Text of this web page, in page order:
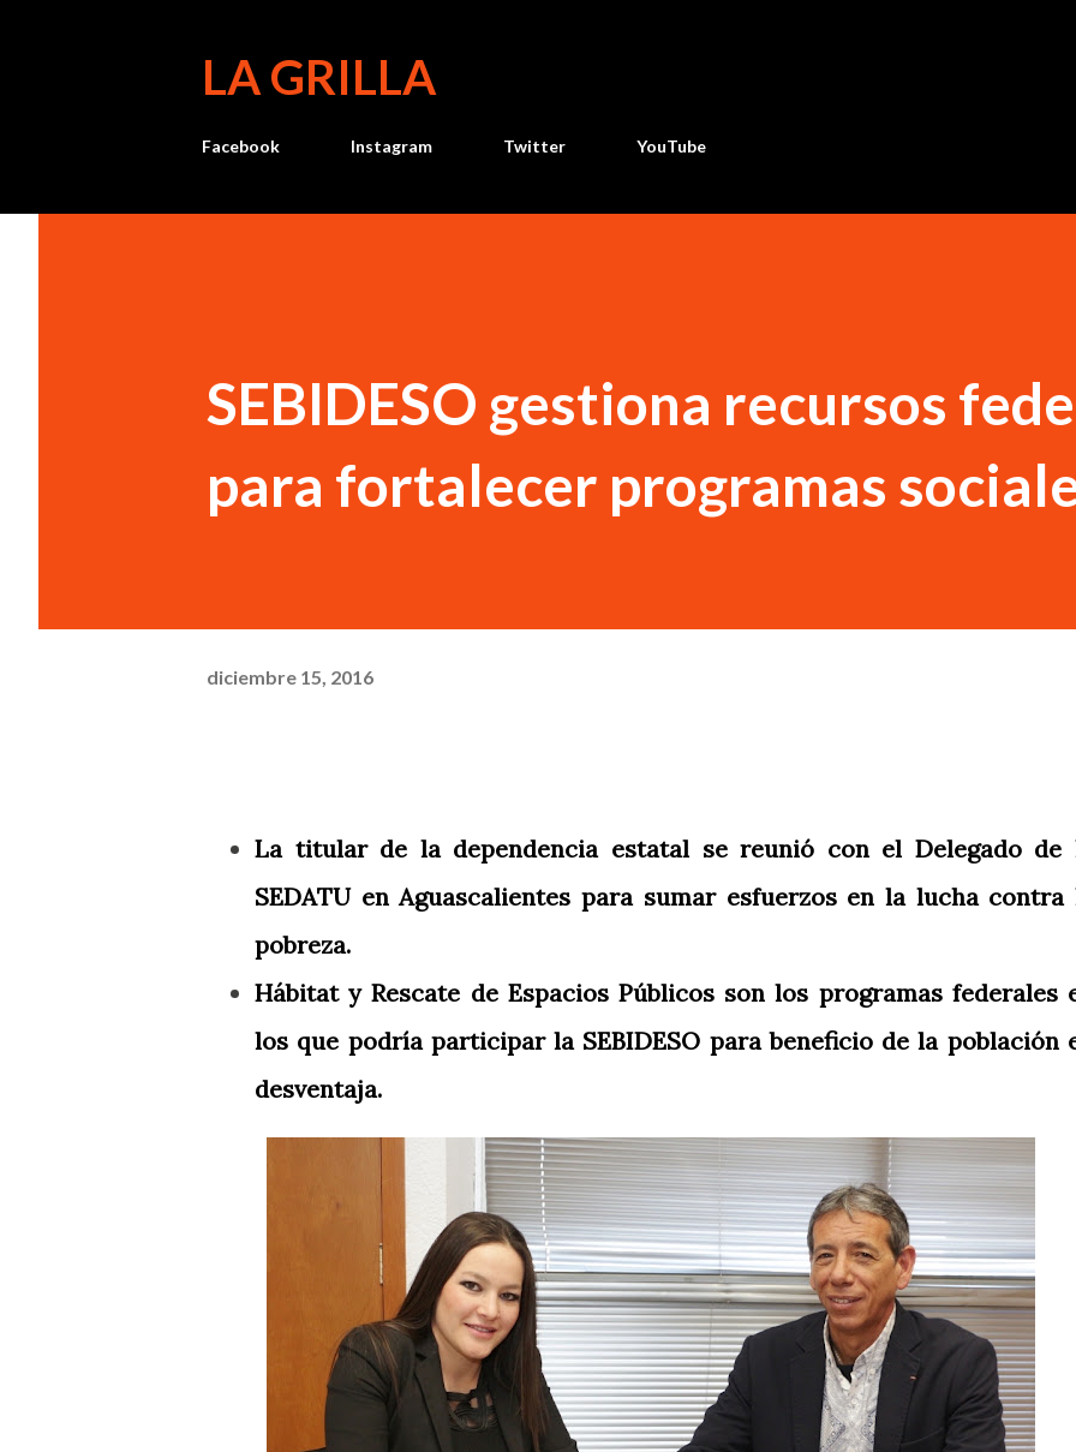
LA GRILLA
Facebook Instagram Twitter YouTube
SEBIDESO gestiona recursos
para fortalecer programas
diciembre 15, 2016
La titular de la dependencia estatal se reunió con el Delegado de
SEDATU en Aguascalientes para sumar esfuerzos en la lucha contra
pobreza.
Hábitat y Rescate de Espacios Públicos son los programas federales
los que podría participar la SEBIDESO para beneficio de la población
desventaja.